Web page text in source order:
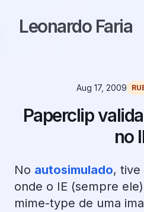
Leonardo Faria
Aug 17, 2009
Paperclip
no
No autosimulado, tive
onde o IE (sempre
mime-type de uma